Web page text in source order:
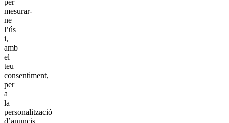
per
mesurar-
ne
l’ús
i,
amb
el
teu
consentiment,
per
a
la
personalització